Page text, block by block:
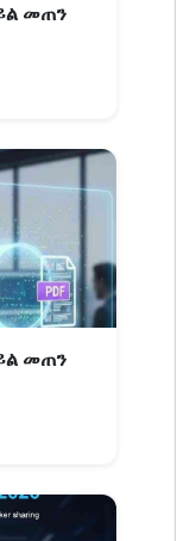
መጠን
መጠን